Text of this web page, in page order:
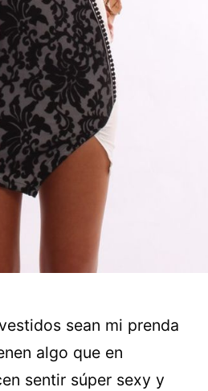
sean mi prenda
algo que en
sentir súper sexy y